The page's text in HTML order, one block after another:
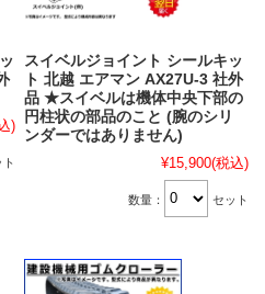
)
ト
スイベルジョイント シールキッ
ト 北越 エアマン AX27U-3 社外
品 ★スイベルは機体中央下部の
円柱状の部品のこと (腕のシリ
ンダーではありません)
¥15,900(税込)
数量： セット